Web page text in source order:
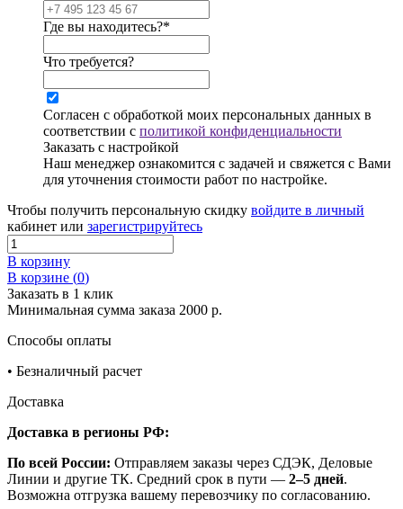
Где вы находитесь?*
Что требуется?
Согласен с обработкой моих персональных данных в
соответствии с политикой конфиденциальности
Заказать с настройкой
Наш менеджер ознакомится с задачей и свяжется с Вами
для уточнения стоимости работ по настройке.
Чтобы получить персональную скидку войдите в личный
кабинет или зарегистрируйтесь
В корзину
В корзине (0)
Заказать в 1 клик
Минимальная сумма заказа 2000 р.
Способы оплаты
• Безналичный расчет
Доставка
Доставка в регионы РФ:
По всей России: Отправляем заказы через СДЭК, Деловые
Линии и другие ТК. Средний срок в пути — 2–5 дней.
Возможна отгрузка вашему перевозчику по согласованию.